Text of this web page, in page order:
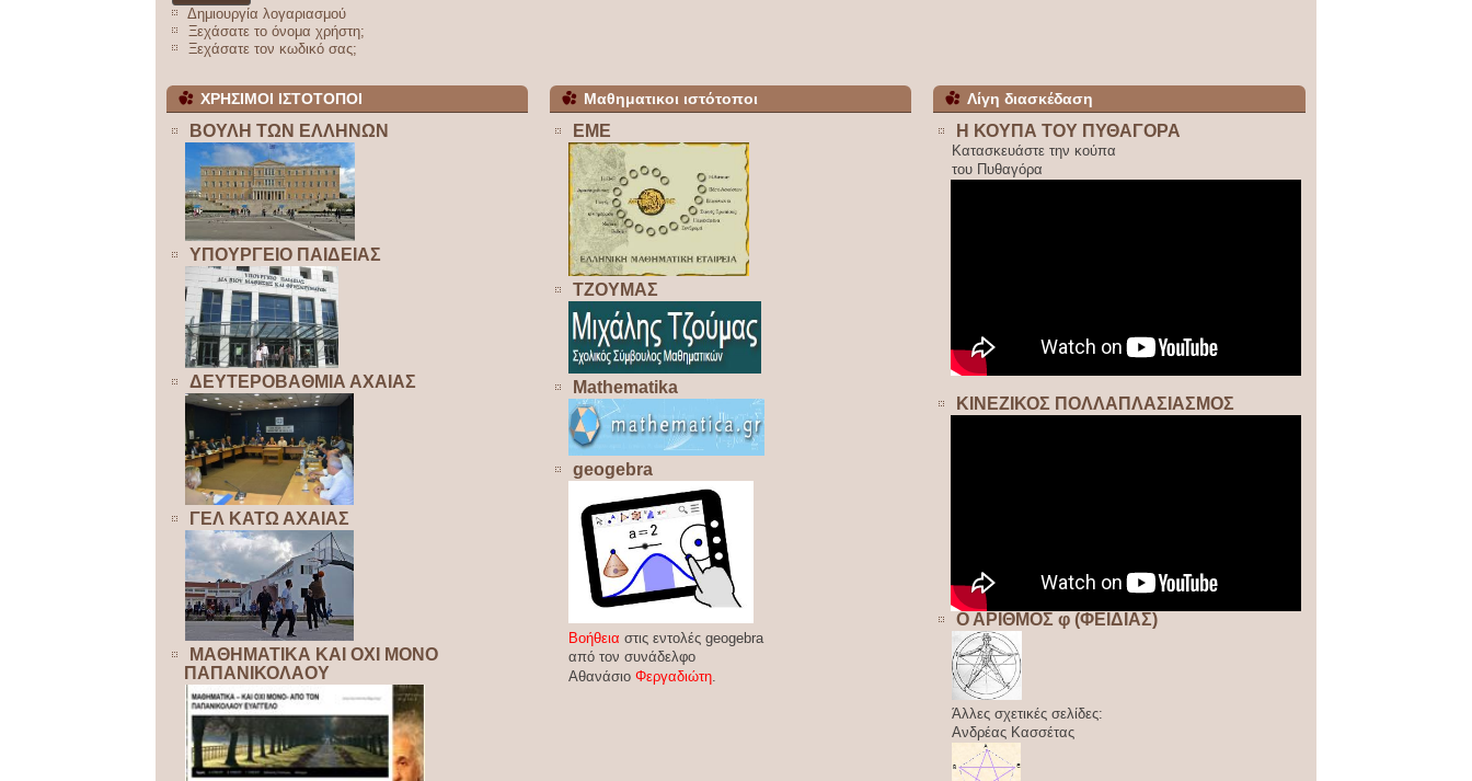
Δημιουργία λογαριασμού
Ξεχάσατε το όνομα χρήστη;
Ξεχάσατε τον κωδικό σας;
ΧΡΗΣΙΜΟΙ ΙΣΤΟΤΟΠΟΙ
ΒΟΥΛΗ ΤΩΝ ΕΛΛΗΝΩΝ
ΥΠΟΥΡΓΕΙΟ ΠΑΙΔΕΙΑΣ
ΔΕΥΤΕΡΟΒΑΘΜΙΑ ΑΧΑΙΑΣ
ΓΕΛ ΚΑΤΩ ΑΧΑΙΑΣ
ΜΑΘΗΜΑΤΙΚΑ ΚΑΙ ΟΧΙ ΜΟΝΟ
ΠΑΠΑΝΙΚΟΛΑΟΥ
Μαθηματικοι ιστότοποι
ΕΜΕ
ΤΖΟΥΜΑΣ
Mathematika
geogebra
Βοήθεια στις εντολές geogebra
από τον συνάδελφο
Αθανάσιο Φεργαδιώτη.
Λίγη διασκέδαση
Η ΚΟΥΠΑ ΤΟΥ ΠΥΘΑΓΟΡΑ
Κατασκευάστε την κούπα
του Πυθαγόρα
ΚΙΝΕΖΙΚΟΣ ΠΟΛΛΑΠΛΑΣΙΑΣΜΟΣ
Ο ΑΡΙΘΜΟΣ φ (ΦΕΙΔΙΑΣ)
Άλλες σχετικές σελίδες:
Ανδρέας Κασσέτας